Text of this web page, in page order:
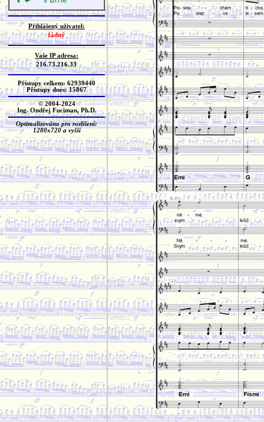
Přihlášený uživatel:
žádný
Vaše IP adresa:
216.73.216.33
Přístupy celkem: 62939440
Přístupy dnes: 15867
© 2004-2024
Ing. Ondřej Fuciman, Ph.D.
Optimalizováno pro rozlišení:
1280x720 a vyšší